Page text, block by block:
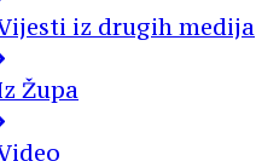
iz drugih medija
Župa